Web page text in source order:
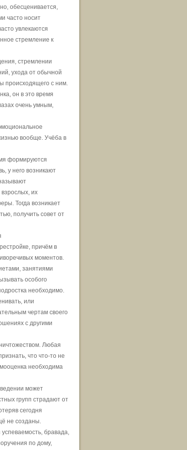
обесценивается,
часто носит
увлекаются
стремление к
стремлении
ухода от обычной
происходящего с ним.
он в это время
очень умным,
вообще. Учёба в
формируются
у него возникают
их
Тогда возникает
получить совет от
причём в
моментов.
занятиями
особого
необходимо.
или
чертам своего
с другими
Любая
что что-то не
необходима
может
групп страдают от
сегодня
не созданы.
бравада,
по дому,